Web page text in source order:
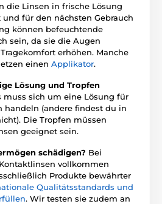
die Linsen in frische Lösung
für den nächsten Gebrauch
können befeuchtende
sein, da sie die Augen
erhöhen. Manche
einen Applikator.
Lösung und Tropfen
muss sich um eine Lösung für
handeln (andere findest du in
Die Tropfen müssen
geeignet sein.
schädigen? Bei
vollkommen
Produkte bewährter
Qualitätsstandards und
. Wir testen sie zudem an